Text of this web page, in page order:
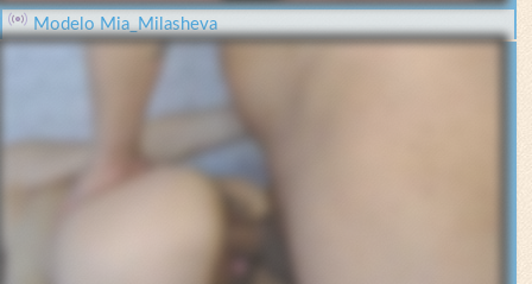
Modelo Mia_Milasheva